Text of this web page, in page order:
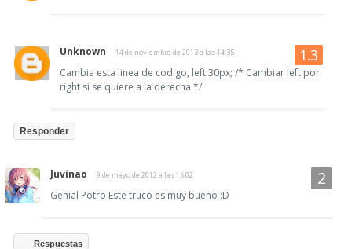
Unknown 14 de noviembre de 2013 a las 14:35
Cambia esta linea de codigo, left:30px; /* Cambiar left por
right si se quiere a la derecha */
Responder
Juvinao 9 de mayo de 2012 a las 15:02
Genial Potro Este truco es muy bueno :D
Respuestas